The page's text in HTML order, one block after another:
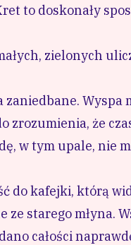
to doskonały
zielonych
zrozumienia, że
w tym upale, nie
do kafejki, którą
ze starego młyna.
całości